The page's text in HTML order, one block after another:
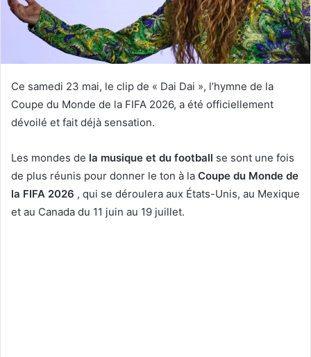
Ce samedi 23 mai, le clip de « Dai Dai », l’hymne de la
Coupe du Monde de la FIFA 2026, a été officiellement
dévoilé et fait déjà sensation.
Les mondes de la musique et du football se sont une fois
de plus réunis pour donner le ton à la Coupe du Monde de
la FIFA 2026 , qui se déroulera aux États-Unis, au Mexique
et au Canada du 11 juin au 19 juillet.